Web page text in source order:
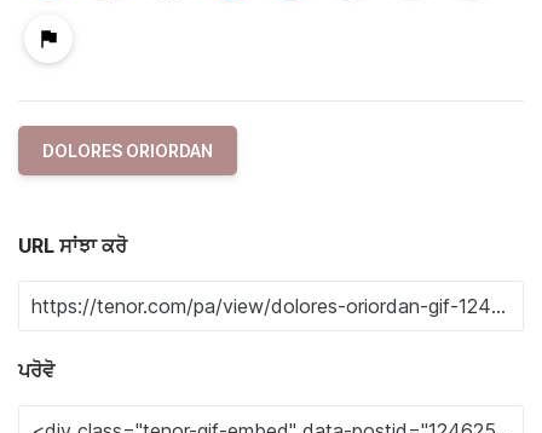
DOLORES ORIORDAN
URL ਸਾਂਝਾ ਕਰੋ
ਪਰੋਵੋ